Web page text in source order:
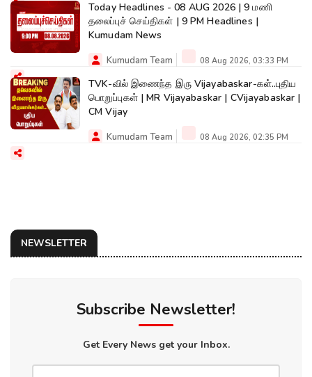
Today Headlines - 08 AUG 2026 | 9 மணி
தலைப்புச் செய்திகள் | 9 PM Headlines |
Kumudam News
Kumudam Team 08 Aug 2026, 03:33 PM
TVK-வில் இணைந்த இரு Vijayabaskar-கள்..புதிய
பொறுப்புகள் | MR Vijayabaskar | CVijayabaskar |
CM Vijay
Kumudam Team 08 Aug 2026, 02:35 PM
NEWSLETTER
Subscribe Newsletter!
Get Every News get your Inbox.